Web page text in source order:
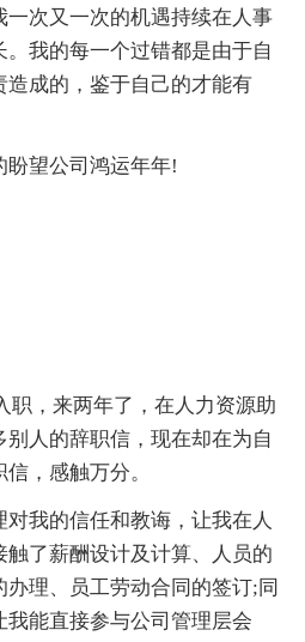
次又一次的机遇持续在人事
我的每一个过错都是由于自
造成的，鉴于自己的才能有
盼望公司鸿运年年!
职，来两年了，在人力资源助
人的辞职信，现在却在为自
，感触万分。
我的信任和教诲，让我在人
了薪酬设计及计算、人员的
理、员工劳动合同的签订;同
能直接参与公司管理层会